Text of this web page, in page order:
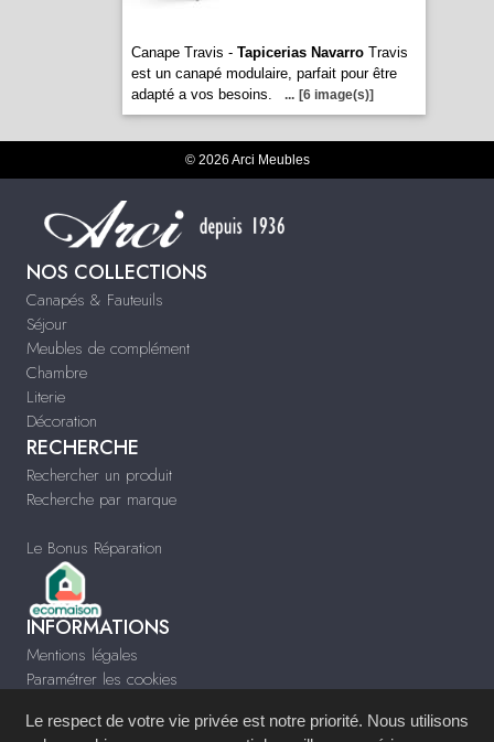
Canape Travis - Tapicerias NavarroTravis
est un canapé modulaire, parfait pour être
adapté a vos besoins.
... [6 image(s)]
© 2026 Arci Meubles
NOS COLLECTIONS
Canapés & Fauteuils
Séjour
Meubles de complément
Chambre
Literie
Décoration
RECHERCHE
Rechercher un produit
Recherche par marque
Le Bonus Réparation
INFORMATIONS
Mentions légales
Paramétrer les cookies
www.arcimeubles.com
Le respect de votre vie privée est notre priorité. Nous utilisons